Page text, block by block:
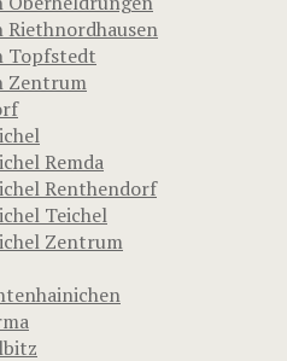
Riethnordhausen
Topfstedt
Zentrum
Remda
Renthendorf
Teichel
Zentrum